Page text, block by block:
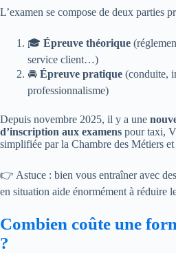
L’examen se compose de deux parties
🎓 Épreuve théorique
service client…)
🚘 Épreuve pratique (conduite,
professionnalisme)
Depuis novembre 2025, il y a une
d’inscription aux examens pour taxi,
simplifiée par la Chambre des Métiers
👉 Astuce : bien vous entraîner avec
en situation aide énormément à réduire
Combien coûte une
?